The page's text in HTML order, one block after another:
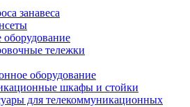
занавеса
оборудование
тележки
оборудование
шкафы и стойки
для телекоммуникационных